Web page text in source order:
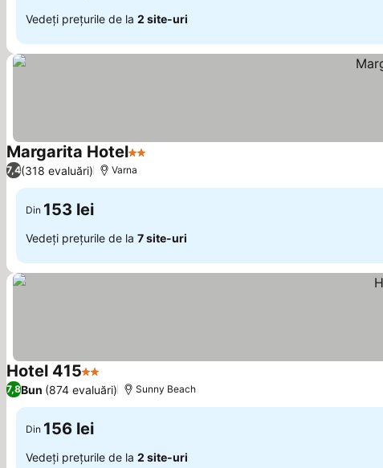
Vedeți prețurile de la 2 site-uri
Margarita Hotel2 Stele
7,4(318 evaluări) Varna
Din 153 lei
Vedeți prețurile de la 7 site-uri
Hotel 4152 SteleVedeți prețurile
7,8Bun (874 evaluări) Sunny Beach
Din 156 lei
Vedeți prețurile de la 2 site-uri